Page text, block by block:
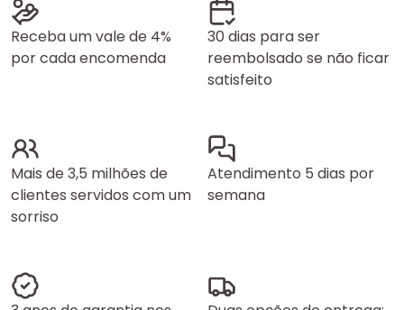
Receba um vale de 4%
por cada encomenda
30 dias para ser
reembolsado se não ficar
satisfeito
Mais de 3,5 milhões de
clientes servidos com um
sorriso
Atendimento 5 dias por
semana